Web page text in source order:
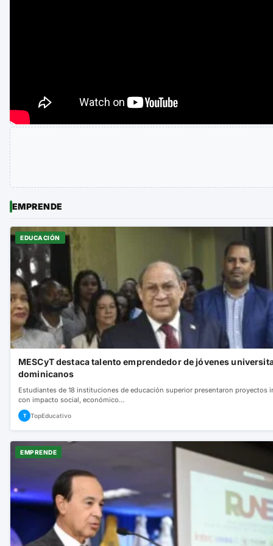
EMPRENDE
EDUCACIÓN
MESCyT destaca talento emprendedor de jóvenes
dominicanos
Estudiantes de 18 instituciones de educación superior presentaron proyectos
con impacto social, económico…
T TopEducativo
EMPRENDE